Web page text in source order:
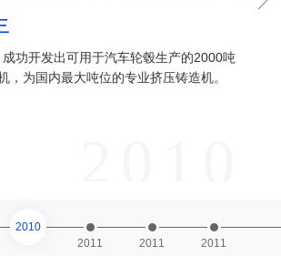
功开发出可用于汽车轮毂生产的2000吨
，为国内最大吨位的专业挤压铸造机。
2010
2011
2011 2011